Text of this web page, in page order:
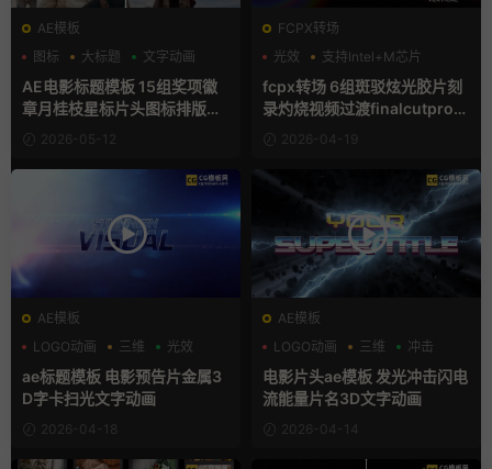
AE模板
图标
大标题 文字动画
AE电影标题模板 15组奖项徽
章月桂枝星标片头图标排版元
2026-05-12
FCPX转场
光效
支持Intel+M芯片
故障特效
fcpx转场 6组斑驳炫光胶片刻
录灼烧视频过渡finalcutpro插
2026-04-19
AE模板
LOGO动画
三维 光效
ae标题模板 电影预告片金属3
D字卡扫光文字动画
2026-04-18
AE模板
LOGO动画
三维 冲击
电影片头ae模板 发光冲击闪电
流能量片名3D文字动画
2026-04-14